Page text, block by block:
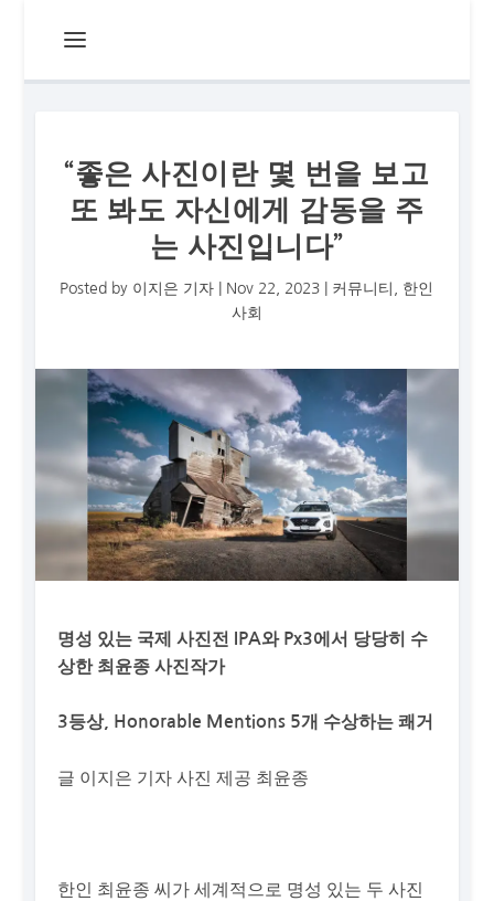
“좋은 사진이란 몇 번을 보고
또 봐도 자신에게 감동을 주
는 사진입니다”
Posted by 이지은 기자 Nov 22, 2023 커뮤니티
한인
사회
명성 있는 국제 사진전 IPA와 Px3에서 당당히 수
상한 최윤종 사진작가
3등상, Honorable Mentions 5개 수상하는 쾌거
글 이지은 기자 사진 제공 최윤종
한인 최윤종 씨가 세계적으로 명성 있는 두 사진